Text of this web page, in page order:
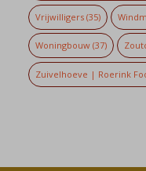
Vrijwilligers(35)
Woningbouw(37)
Zuivelhoeve | Roerink